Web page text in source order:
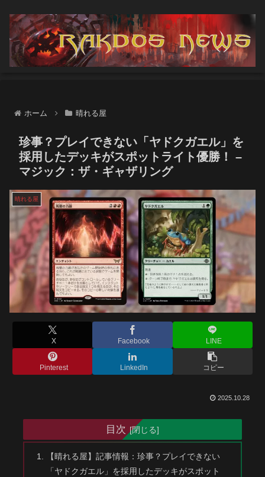
ホーム 晴れる屋
珍事？プレイできない「ヤドクガエル」を
採用したデッキがスポットライト優勝！ –
マジック：ザ・ギャザリング
晴れる屋
X Facebook LINE
Pinterest LinkedIn コピー
2025.10.28
目次
【晴れる屋】記事情報：珍事？プレイできない
「ヤドクガエル」を採用したデッキがスポット